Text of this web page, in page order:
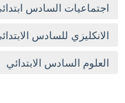
اجتماعيات السادس
الانكليزي للسادس
العلوم السادس الابتدائي